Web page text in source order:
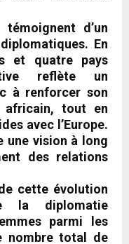
d’un
En
et quatre pays
reflète un
à renforcer son
africain, tout en
avec l’Europe.
une vision à long
des relations
cette évolution
la diplomatie
parmi les
nombre total de